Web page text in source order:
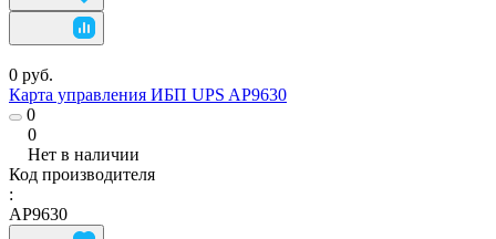
0 руб.
Карта управления ИБП UPS AP9630
0
0
Нет в наличии
Код производителя
:
AP9630